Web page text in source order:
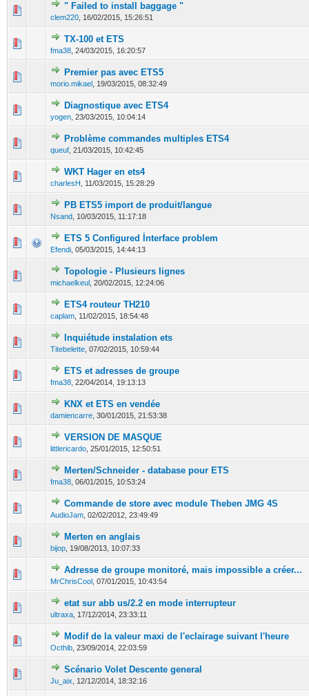
" Failed to install baggage "
clem220 16/02/2015, 15:26:51
1 Votes - 5 sur 5 en moyenne
12345
TX-100 et ETS
fma38 24/03/2015, 16:20:57
0 Votes - 0 sur 5 en moyenne
Premier pas avec ETS5
morio.mikael 19/03/2015, 08:32:49
0 Votes - 0 sur 5 en moyenne
1 234
Diagnostique avec ETS4
yogen 23/03/2015, 10:04:14
0 Votes - 0 sur 5 en moyenne
12 345
Problème commandes multiples ETS4
queuf 21/03/2015, 10:42:45
0 Votes - 0 sur 5 en moyenne
1234 5
WKT Hager en ets4
charlesH 11/03/2015, 15:28:29
0 Votes - 0 sur 5 en moyenne
1
PB ETS5 import de produit/langue
Nsand 10/03/2015, 11:17:18
0 Votes - 0 sur 5 en moyenne
1 2345
ETS 5 Configured İnterface problem
Efendi 05/03/2015, 14:44:13
0 Votes - 0 sur 5 en moyenne
12345
Topologie - Plusieurs lignes
michaelkeul 20/02/2015, 12:24:06
0 Votes - 0 sur 5 en moyenne
123 45
ETS4 routeur TH210
caplam 11/02/2015, 18:54:48
0 Votes - 0 sur 5 en moyenne
12
Inquiétude instalation ets
Titebelette 07/02/2015, 10:59:44
0 Votes - 0 sur 5 en moyenne
123 45
ETS et adresses de groupe
fma38 22/04/2014, 19:13:13
0 Votes - 0 sur 5 en moyenne
1 2345
KNX et ETS en vendée
damiencarre 30/01/2015, 21:53:38
0 Votes - 0 sur 5 en moyenne
1234
VERSION DE MASQUE
littlericardo 25/01/2015, 12:50:51
0 Votes - 0 sur 5 en moyenne
1234
Merten/Schneider - database pour ETS
fma38 06/01/2015, 10:53:24
0 Votes - 0 sur 5 en moyenne
1 2345
Commande de store avec module Theben JMG 4S
AudioJam 02/02/2012, 23:49:49
0 Votes - 0 sur 5 en moyenne
12 345
Merten en anglais
bijop 19/08/2013, 10:07:33
0 Votes - 0 sur 5 en moyenne
Adresse de groupe monitoré, mais impossible a créer...
MrChrisCool 07/01/2015, 10:43:54
0 Votes - 0 sur 5 en moyenne
1 2345
etat sur abb us/2.2 en mode interrupteur
ultraxa 17/12/2014, 23:33:11
0 Votes - 0 sur 5 en moyenne
123 45
Modif de la valeur maxi de l'eclairage suivant l'heure
Octhib 23/09/2014, 22:03:59
0 Votes - 0 sur 5 en moyenne
1234 5
Scénario Volet Descente general
Ju_aix 12/12/2014, 18:32:16
0 Votes - 0 sur 5 en moyenne
12345